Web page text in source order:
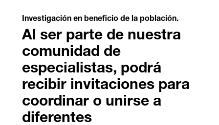
Investigación en beneficio de la población.
Al ser parte de nuestra
comunidad de
especialistas, podrá
recibir invitaciones para
coordinar o unirse a
diferentes